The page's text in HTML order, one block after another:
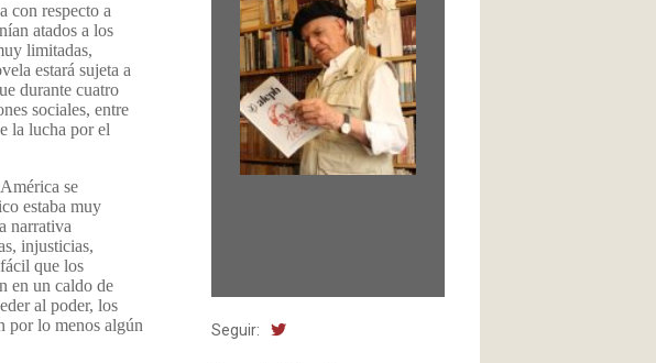
con respecto a
atados a los
limitadas,
estará sujeta a
durante cuatro
sociales, entre
la lucha por el
se
estaba muy
narrativa
injusticias,
que los
en un caldo de
al poder, los
por lo menos algún
Seguir: